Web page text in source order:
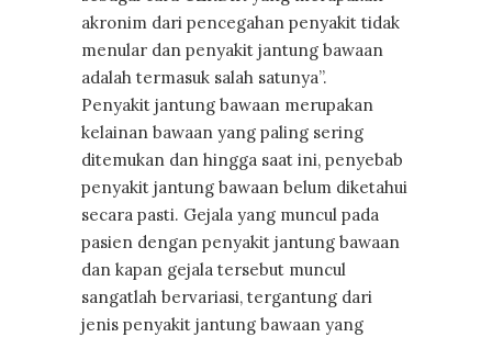
akronim dari pencegahan penyakit tidak
menular dan penyakit jantung bawaan
adalah termasuk salah satunya”.
Penyakit jantung bawaan merupakan
kelainan bawaan yang paling sering
ditemukan dan hingga saat ini, penyebab
penyakit jantung bawaan belum diketahui
secara pasti. Gejala yang muncul pada
pasien dengan penyakit jantung bawaan
dan kapan gejala tersebut muncul
sangatlah bervariasi, tergantung dari
jenis penyakit jantung bawaan yang